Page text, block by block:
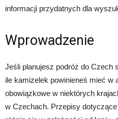
informacji przydatnych dla
Wprowadzenie
Jeśli planujesz podróż do Czech
ile kamizelek powinieneś mieć w
obowiązkowe w niektórych
w Czechach. Przepisy